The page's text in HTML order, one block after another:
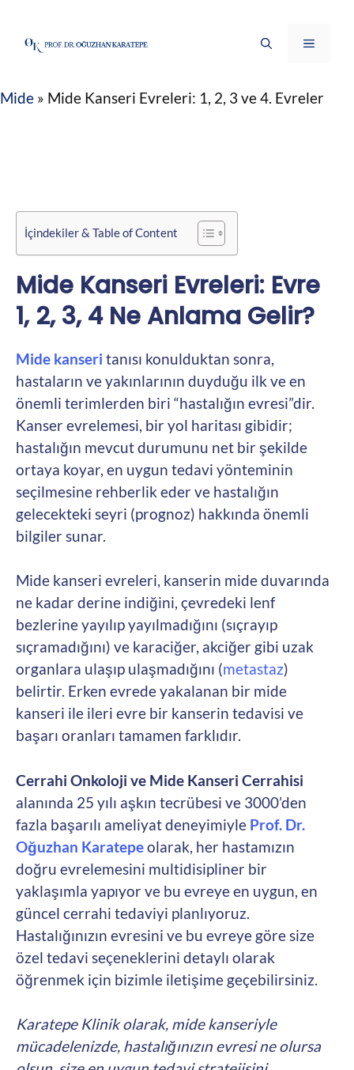
Menü
Mide » Mide Kanseri Evreleri: 1, 2, 3 ve 4. Evreler
İçindekiler & Table of Content
Mide Kanseri Evreleri: Evre
1, 2, 3, 4 Ne Anlama Gelir?
Mide kanseri tanısı konulduktan sonra,
hastaların ve yakınlarının duyduğu ilk ve en
önemli terimlerden biri “hastalığın evresi”dir.
Kanser evrelemesi, bir yol haritası gibidir;
hastalığın mevcut durumunu net bir şekilde
ortaya koyar, en uygun tedavi yönteminin
seçilmesine rehberlik eder ve hastalığın
gelecekteki seyri (prognoz) hakkında önemli
bilgiler sunar.
Mide kanseri evreleri, kanserin mide duvarında
ne kadar derine indiğini, çevredeki lenf
bezlerine yayılıp yayılmadığını (sıçrayıp
sıçramadığını) ve karaciğer, akciğer gibi uzak
organlara ulaşıp ulaşmadığını (metastaz)
belirtir. Erken evrede yakalanan bir mide
kanseri ile ileri evre bir kanserin tedavisi ve
başarı oranları tamamen farklıdır.
Cerrahi Onkoloji ve Mide Kanseri Cerrahisi
alanında 25 yılı aşkın tecrübesi ve 3000’den
fazla başarılı ameliyat deneyimiyle Prof. Dr.
Oğuzhan Karatepeolarak, her hastamızın
doğru evrelemesini multidisipliner bir
yaklaşımla yapıyor ve bu evreye en uygun, en
güncel cerrahi tedaviyi planlıyoruz.
Hastalığınızın evresini ve bu evreye göre size
özel tedavi seçeneklerini detaylı olarak
öğrenmek için bizimle iletişime geçebilirsiniz.
Karatepe Klinik olarak, mide kanseriyle
mücadelenizde, hastalığınızın evresi ne olursa